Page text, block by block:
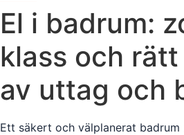
El i badrum:
klass och
av uttag och
Ett säkert och välplanerat